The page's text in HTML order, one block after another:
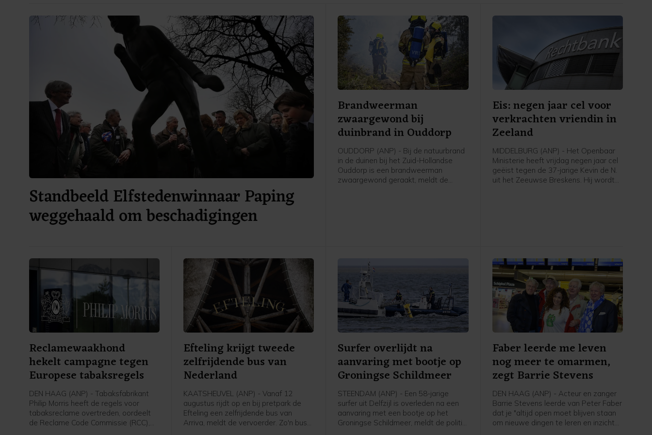
Standbeeld Elfstedenwinnaar Paping
weggehaald om beschadigingen
Brandweerman
zwaargewond bij
duinbrand in Ouddorp
OUDDORP (ANP) - Bij de natuurbrand
in de duinen bij het Zuid-Hollandse
Ouddorp is een brandweerman
zwaargewond geraakt, meldt de
Eis: negen jaar cel voor
verkrachten vriendin in
Zeeland
MIDDELBURG (ANP) - Het Openbaar
Ministerie heeft vrijdag negen jaar cel
geëist tegen de 37-jarige Kevin de N.
uit het Zeeuwse Breskens. Hij wordt
Reclamewaakhond
hekelt campagne tegen
Europese tabaksregels
DEN HAAG (ANP) - Tabaksfabrikant
Philip Morris heeft de regels voor
tabaksreclame overtreden, oordeelt
de Reclame Code Commissie (RCC),
Efteling krijgt tweede
zelfrijdende bus van
Nederland
KAATSHEUVEL (ANP) - Vanaf 12
augustus rijdt op en bij pretpark de
Efteling een zelfrijdende bus van
Arriva, meldt de vervoerder. Zo'n bus
Surfer overlijdt na
aanvaring met bootje op
Groningse Schildmeer
STEENDAM (ANP) - Een 58-jarige
surfer uit Delfzijl is overleden na een
aanvaring met een bootje op het
Groningse Schildmeer, meldt de politie.
Faber leerde me leven
nog meer te omarmen,
zegt Barrie Stevens
DEN HAAG (ANP) - Acteur en zanger
Barrie Stevens leerde van Peter Faber
dat je "altijd open moet blijven staan
om nieuwe dingen te leren en inzichten